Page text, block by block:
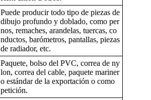
Puede producir todo tipo de piezas de
dibujo profundo y doblado, como per
nos, remaches, arandelas, tuercas, co
nductos, barómetros, pantallas, piezas
de radiador, etc.
Paquete, bolso del PVC, correa de ny
lon, correa del cable, paquete mariner
o estándar de la exportación o como
petición.